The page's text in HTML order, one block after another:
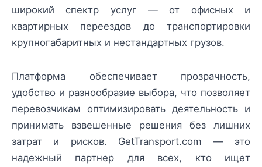
широкий спектр услуг — от офисных и
квартирных переездов до транспортировки
крупногабаритных и нестандартных грузов.
Платформа обеспечивает прозрачность,
удобство и разнообразие выбора, что позволяет
перевозчикам оптимизировать деятельность и
принимать взвешенные решения без лишних
затрат и рисков. GetTransport.com — это
надежный партнер для всех, кто ищет